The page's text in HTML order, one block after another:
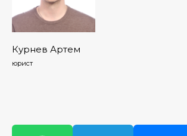
Курнев Артем
юрист